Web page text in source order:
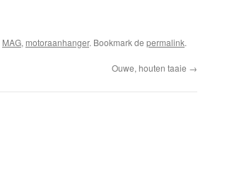
MAG, motoraanhanger. Bookmark de permalink.
Ouwe, houten taaie →